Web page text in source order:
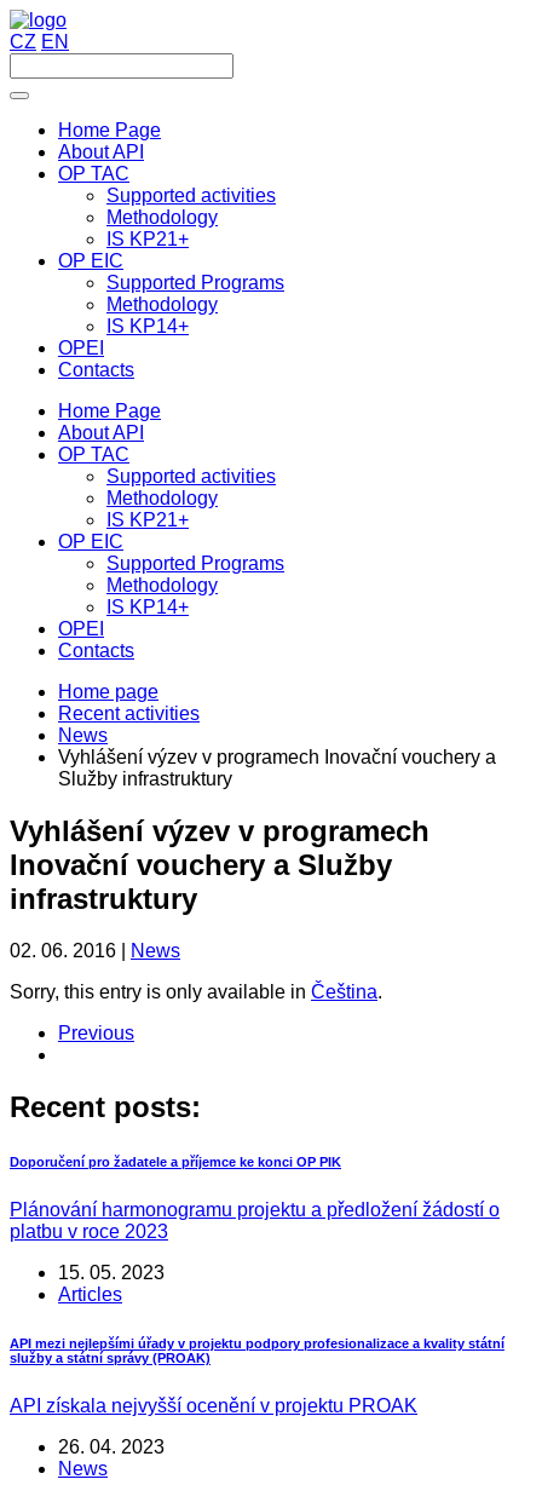
CZ EN
Home Page
About API
OP TAC
Supported activities
Methodology
IS KP21+
OP EIC
Supported Programs
Methodology
IS KP14+
OPEI
Contacts
Home Page
About API
OP TAC
Supported activities
Methodology
IS KP21+
OP EIC
Supported Programs
Methodology
IS KP14+
OPEI
Contacts
Home page
Recent activities
News
Vyhlášení výzev v programech Inovační vouchery a
Služby infrastruktury
Vyhlášení výzev v programech
Inovační vouchery a Služby
infrastruktury
02. 06. 2016 |
News
Sorry, this entry is only available in Čeština.
Previous
Recent posts:
Doporučení pro žadatele a příjemce ke konci OP PIK
Plánování harmonogramu projektu a předložení žádostí o
platbu v roce 2023
15. 05. 2023
Articles
API mezi nejlepšími úřady v projektu podpory profesionalizace a kvality státní
služby a státní správy (PROAK)
API získala nejvyšší ocenění v projektu PROAK
26. 04. 2023
News